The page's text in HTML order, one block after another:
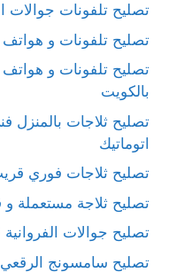
تصليح تلفونات جوالات
تصليح تلفونات و
تصليح تلفونات و
بالكويت
تصليح ثلاجات بالمنزل
اتوماتيك
تصليح ثلاجات فوري
تصليح ثلاجة مستعملة و
تصليح جوالات
تصليح سامسونج